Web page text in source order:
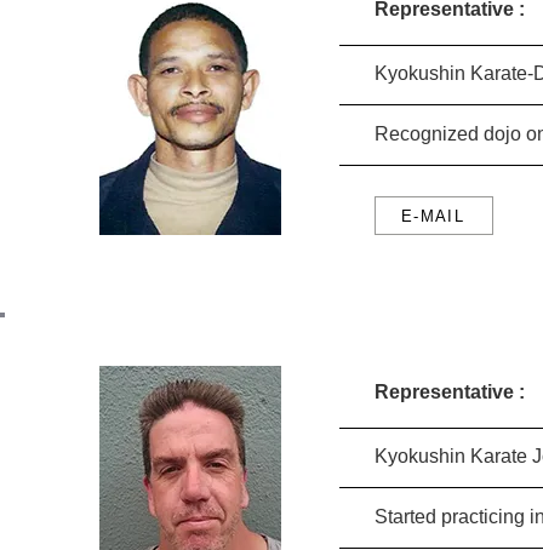
Representative :
Kyokushin Karate-
Recognized dojo
E-MAIL
Representative :
Kyokushin Karate
Started practicing